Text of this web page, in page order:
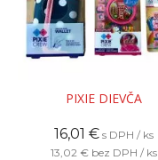
PIXIE DIEVČA
16,01 € s DPH / ks
13,02 € bez DPH / ks